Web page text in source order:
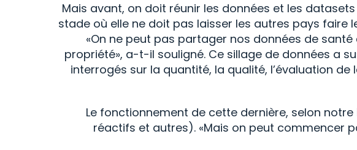
Mais avant, on doit réunir les données et les
stade où elle ne doit pas laisser les autres pays faire
«On ne peut pas partager nos données de
propriété», a-t-il souligné. Ce sillage de données a
interrogés sur la quantité, la qualité, l’évaluation
Le fonctionnement de cette dernière, selon
réactifs et autres). «Mais on peut commencer